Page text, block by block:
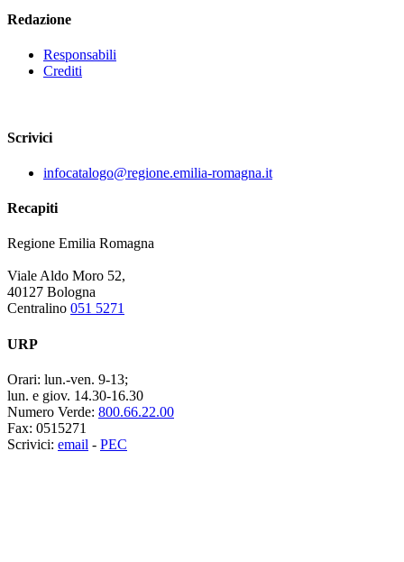
Redazione
Responsabili
Crediti
Scrivici
infocatalogo@regione.emilia-romagna.it
Recapiti
Regione Emilia Romagna
Viale Aldo Moro 52,
40127 Bologna
Centralino 051 5271
URP
Orari: lun.-ven. 9-13;
lun. e giov. 14.30-16.30
Numero Verde: 800.66.22.00
Fax: 0515271
Scrivici: email - PEC